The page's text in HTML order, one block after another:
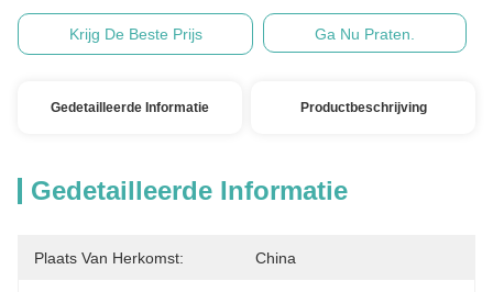
Krijg De Beste Prijs Ga Nu Praten.
Gedetailleerde Informatie Productbeschrijving
Gedetailleerde Informatie
Plaats Van Herkomst: China